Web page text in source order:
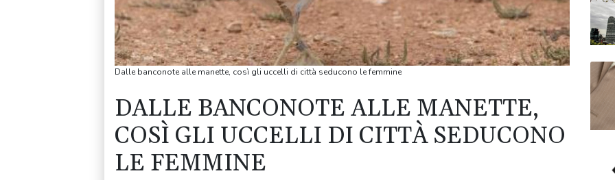
Dalle banconote alle manette, così gli uccelli di città seducono le femmine
DALLE BANCONOTE ALLE MANETTE,
COSÌ GLI UCCELLI DI CITTÀ SEDUCONO
LE FEMMINE